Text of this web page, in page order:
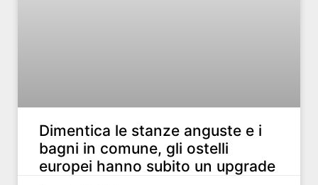
Dimentica le stanze anguste e i
bagni in comune, gli ostelli
europei hanno subito un upgrade